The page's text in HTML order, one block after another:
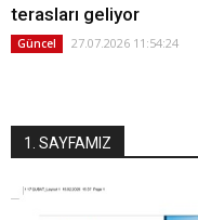
terasları geliyor
Güncel 27.07.2026 11:54:24
1. SAYFAMIZ